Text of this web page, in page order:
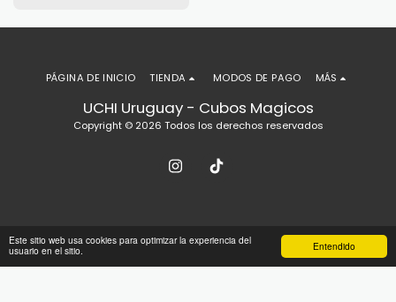
Entendido
Este sitio web usa cookies para optimizar la experiencia del
usuario en el sitio.
UCHI Uruguay - Cubos Magicos
Copyright © 2026 Todos los derechos reservados
PÁGINA DE INICIO TIENDA MODOS DE PAGO MÁS